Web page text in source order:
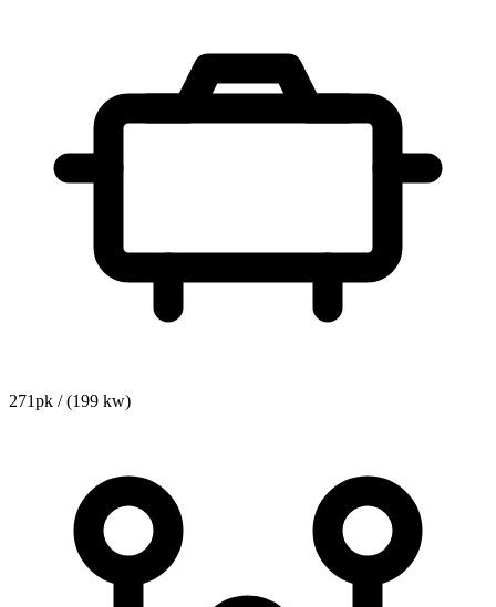
271pk / (199 kw)